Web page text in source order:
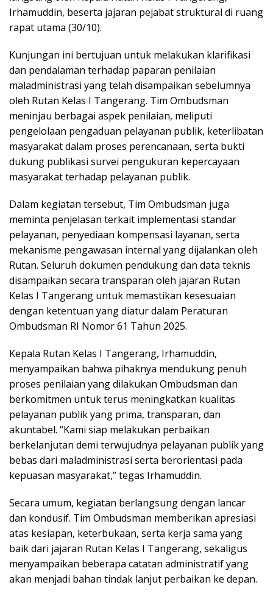
Irhamuddin, beserta jajaran pejabat struktural di ruang
rapat utama (30/10).
Kunjungan ini bertujuan untuk melakukan klarifikasi
dan pendalaman terhadap paparan penilaian
maladministrasi yang telah disampaikan sebelumnya
oleh Rutan Kelas I Tangerang. Tim Ombudsman
meninjau berbagai aspek penilaian, meliputi
pengelolaan pengaduan pelayanan publik, keterlibatan
masyarakat dalam proses perencanaan, serta bukti
dukung publikasi survei pengukuran kepercayaan
masyarakat terhadap pelayanan publik.
Dalam kegiatan tersebut, Tim Ombudsman juga
meminta penjelasan terkait implementasi standar
pelayanan, penyediaan kompensasi layanan, serta
mekanisme pengawasan internal yang dijalankan oleh
Rutan. Seluruh dokumen pendukung dan data teknis
disampaikan secara transparan oleh jajaran Rutan
Kelas I Tangerang untuk memastikan kesesuaian
dengan ketentuan yang diatur dalam Peraturan
Ombudsman RI Nomor 61 Tahun 2025.
Kepala Rutan Kelas I Tangerang, Irhamuddin,
menyampaikan bahwa pihaknya mendukung penuh
proses penilaian yang dilakukan Ombudsman dan
berkomitmen untuk terus meningkatkan kualitas
pelayanan publik yang prima, transparan, dan
akuntabel. “Kami siap melakukan perbaikan
berkelanjutan demi terwujudnya pelayanan publik yang
bebas dari maladministrasi serta berorientasi pada
kepuasan masyarakat,” tegas Irhamuddin.
Secara umum, kegiatan berlangsung dengan lancar
dan kondusif. Tim Ombudsman memberikan apresiasi
atas kesiapan, keterbukaan, serta kerja sama yang
baik dari jajaran Rutan Kelas I Tangerang, sekaligus
menyampaikan beberapa catatan administratif yang
akan menjadi bahan tindak lanjut perbaikan ke depan.